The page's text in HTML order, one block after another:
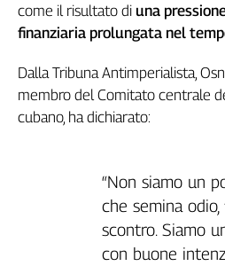
come il risultato di una
finanziaria prolungata nel
Dalla Tribuna Antimperialista,
membro del Comitato centrale
cubano, ha dichiarato:
“Non siamo un
che semina
scontro. Siamo
con buone